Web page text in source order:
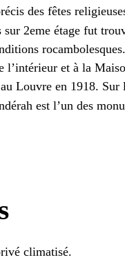
des fêtes
sur 2eme étage fut
et à la
Louvre en 1918. Sur
est l’un des
climatisé.